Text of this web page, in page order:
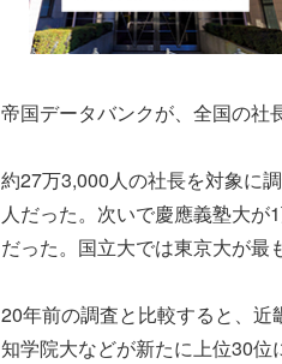
帝国データバンクが、全国の社
約27万3,000人の社長を対象に
人だった。次いで慶應義塾大が
だった。国立大では東京大が最
20年前の調査と比較すると、
知学院大などが新たに上位30位